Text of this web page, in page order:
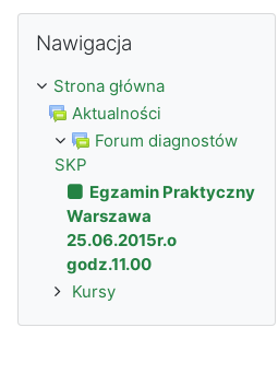
Nawigacja
Strona główna
Aktualności
Forum diagnostów
SKP
Egzamin Praktyczny
Warszawa
25.06.2015r.o
godz.11.00
Kursy